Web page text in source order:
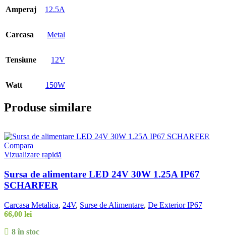
Amperaj 12.5A
Carcasa Metal
Tensiune 12V
Watt 150W
Produse similare
Compara
Vizualizare rapidă
Sursa de alimentare LED 24V 30W 1.25A IP67
SCHARFER
Carcasa Metalica, 24V, Surse de Alimentare, De Exterior IP67
66,00 lei
8 în stoc